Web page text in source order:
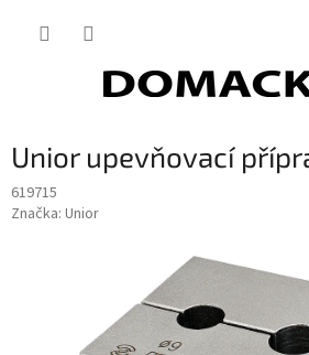
Unior upevňovací
619715
Značka: Unior